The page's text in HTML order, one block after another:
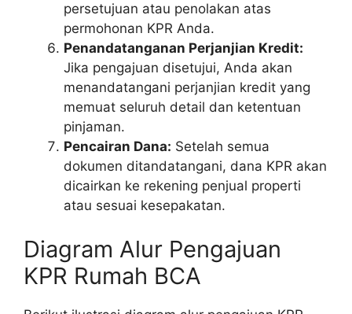
persetujuan atau penolakan atas
permohonan KPR Anda.
Penandatanganan Perjanjian Kredit:
Jika pengajuan disetujui, Anda akan
menandatangani perjanjian kredit yang
memuat seluruh detail dan ketentuan
pinjaman.
Pencairan Dana: Setelah semua
dokumen ditandatangani, dana KPR akan
dicairkan ke rekening penjual properti
atau sesuai kesepakatan.
Diagram Alur Pengajuan
KPR Rumah BCA